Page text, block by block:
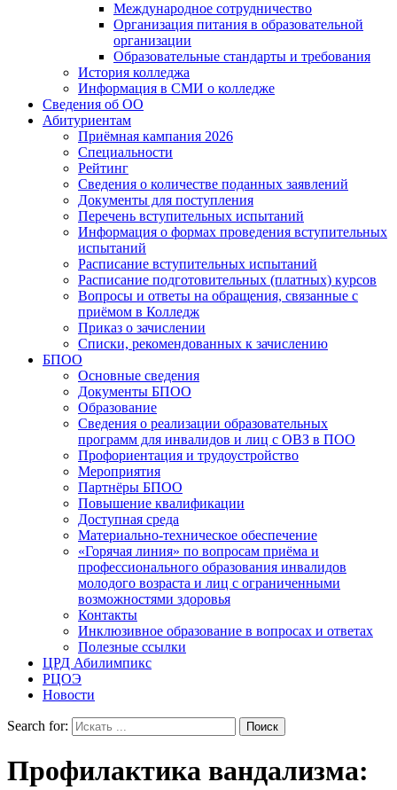
Международное сотрудничество
Организация питания в образовательной
организации
Образовательные стандарты и требования
История колледжа
Информация в СМИ о колледже
Сведения об ОО
Абитуриентам
Приёмная кампания 2026
Специальности
Рейтинг
Сведения о количестве поданных заявлений
Документы для поступления
Перечень вступительных испытаний
Информация о формах проведения вступительных
испытаний
Расписание вступительных испытаний
Расписание подготовительных (платных) курсов
Вопросы и ответы на обращения, связанные с
приёмом в Колледж
Приказ о зачислении
Списки, рекомендованных к зачислению
БПОО
Основные сведения
Документы БПОО
Образование
Сведения о реализации образовательных
программ для инвалидов и лиц с ОВЗ в ПОО
Профориентация и трудоустройство
Мероприятия
Партнёры БПОО
Повышение квалификации
Доступная среда
Материально-техническое обеспечение
«Горячая линия» по вопросам приёма и
профессионального образования инвалидов
молодого возраста и лиц с ограниченными
возможностями здоровья
Контакты
Инклюзивное образование в вопросах и ответах
Полезные ссылки
ЦРД Абилимпикс
РЦОЭ
Новости
Search for:
Профилактика вандализма: